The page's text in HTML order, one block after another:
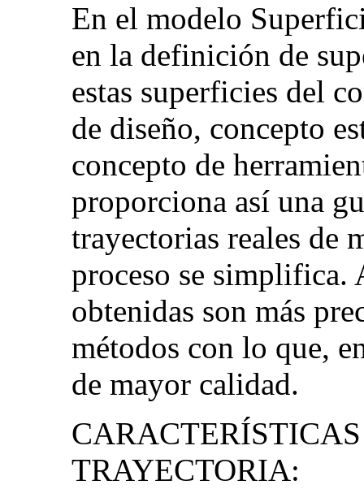
En el modelo
en la definición de
estas superficies del
de diseño, concepto
concepto de
proporciona así una
trayectorias reales de
proceso se simplifica.
obtenidas son más
métodos con lo que,
de mayor calidad.
TRAYECTORIA: